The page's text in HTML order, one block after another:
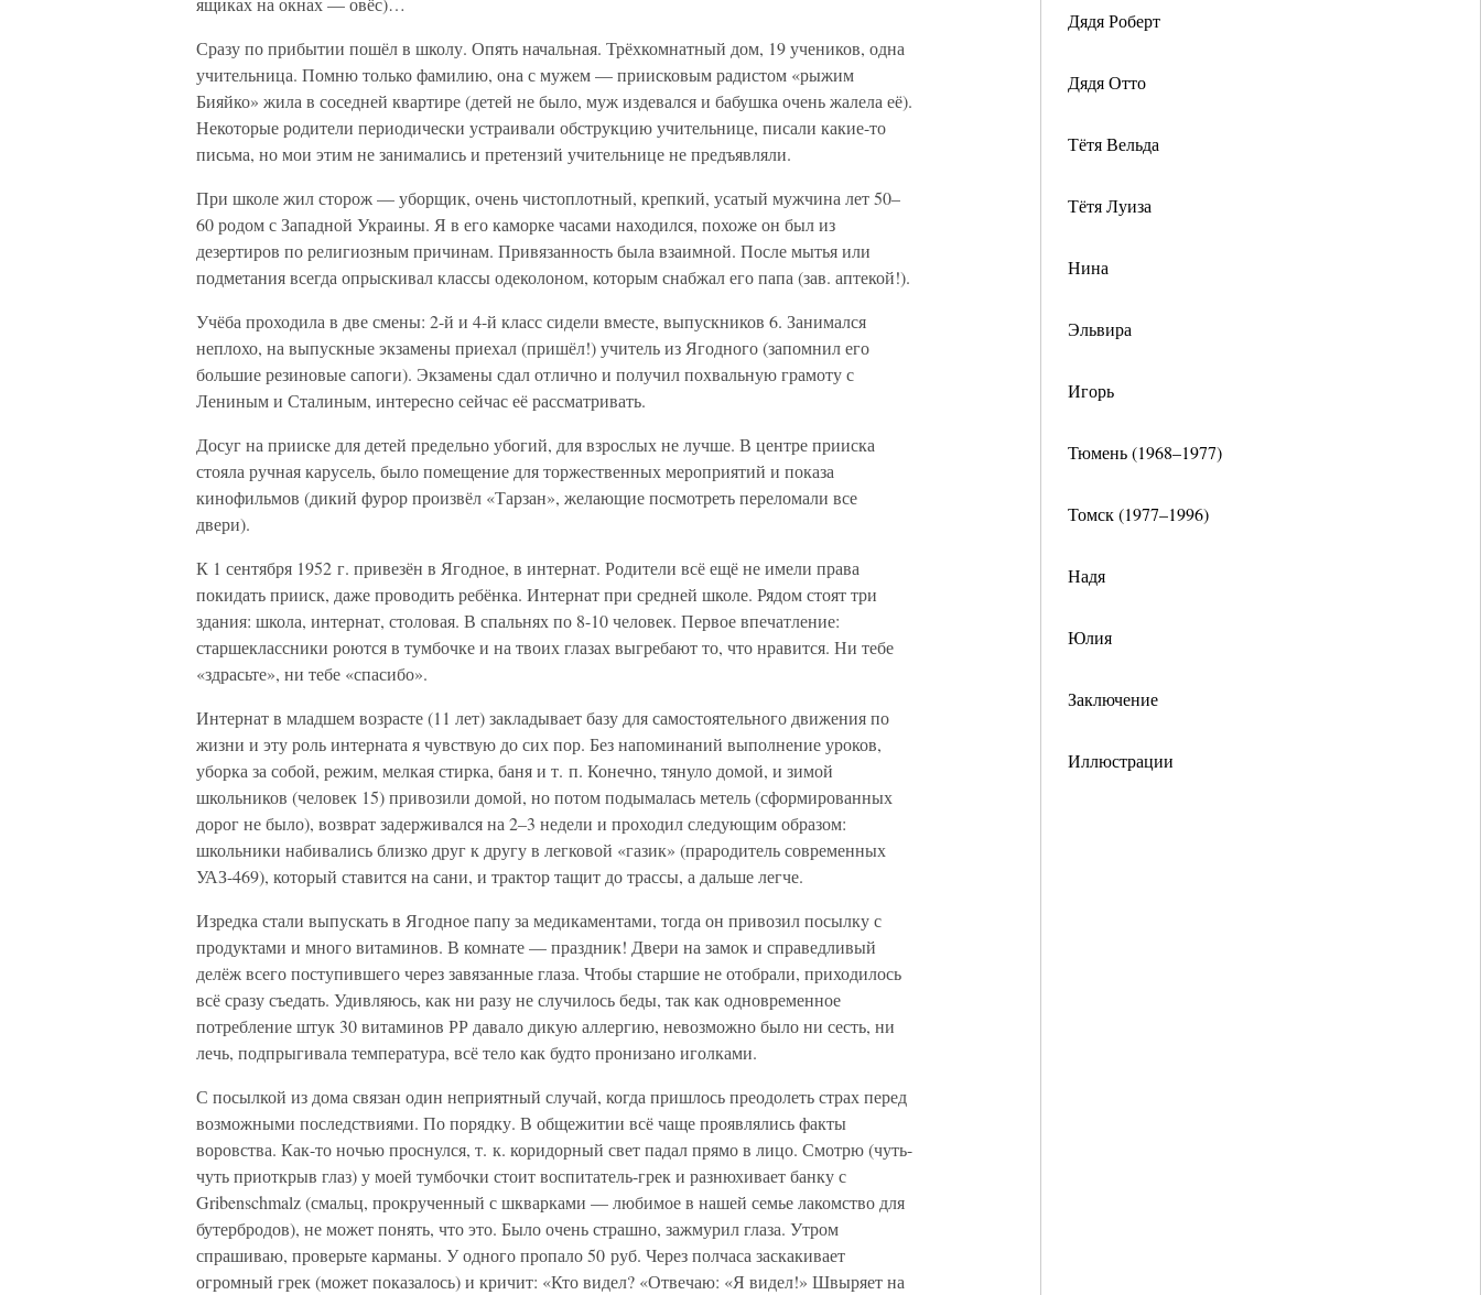
Дядя Роберт
Дядя Отто
Тётя Вельда
Тётя Луиза
Нина
Эльвира
Игорь
Тюмень (1968–1977)
Томск (1977–1996)
Надя
Юлия
Заключение
Иллюстрации
Сразу по прибытии пошёл в школу. Опять начальная. Трёхкомнатный дом, 19 учеников, одна
учительница. Помню только фамилию, она с мужем — приисковым радистом «рыжим
Бияйко» жила в соседней квартире (детей не было, муж издевался и бабушка очень жалела её).
Некоторые родители периодически устраивали обструкцию учительнице, писали какие-то
письма, но мои этим не занимались и претензий учительнице не предъявляли.
При школе жил сторож — уборщик, очень чистоплотный, крепкий, усатый мужчина лет 50–
60 родом с Западной Украины. Я в его каморке часами находился, похоже он был из
дезертиров по религиозным причинам. Привязанность была взаимной. После мытья или
подметания всегда опрыскивал классы одеколоном, которым снабжал его папа (зав. аптекой!).
Учёба проходила в две смены: 2-й и 4-й класс сидели вместе, выпускников 6. Занимался
неплохо, на выпускные экзамены приехал (пришёл!) учитель из Ягодного (запомнил его
большие резиновые сапоги). Экзамены сдал отлично и получил похвальную грамоту с
Лениным и Сталиным, интересно сейчас её рассматривать.
Досуг на прииске для детей предельно убогий, для взрослых не лучше. В центре прииска
стояла ручная карусель, было помещение для торжественных мероприятий и показа
кинофильмов (дикий фурор произвёл «Тарзан», желающие посмотреть переломали все
двери).
К 1 сентября 1952 г. привезён в Ягодное, в интернат. Родители всё ещё не имели права
покидать прииск, даже проводить ребёнка. Интернат при средней школе. Рядом стоят три
здания: школа, интернат, столовая. В спальнях по 8-10 человек. Первое впечатление:
старшеклассники роются в тумбочке и на твоих глазах выгребают то, что нравится. Ни тебе
«здрасьте», ни тебе «спасибо».
Интернат в младшем возрасте (11 лет) закладывает базу для самостоятельного движения по
жизни и эту роль интерната я чувствую до сих пор. Без напоминаний выполнение уроков,
уборка за собой, режим, мелкая стирка, баня и т. п. Конечно, тянуло домой, и зимой
школьников (человек 15) привозили домой, но потом подымалась метель (сформированных
дорог не было), возврат задерживался на 2–3 недели и проходил следующим образом:
школьники набивались близко друг к другу в легковой «газик» (прародитель современных
УАЗ-469), который ставится на сани, и трактор тащит до трассы, а дальше легче.
Изредка стали выпускать в Ягодное папу за медикаментами, тогда он привозил посылку с
продуктами и много витаминов. В комнате — праздник! Двери на замок и справедливый
делёж всего поступившего через завязанные глаза. Чтобы старшие не отобрали, приходилось
всё сразу съедать. Удивляюсь, как ни разу не случилось беды, так как одновременное
потребление штук 30 витаминов РР давало дикую аллергию, невозможно было ни сесть, ни
лечь, подпрыгивала температура, всё тело как будто пронизано иголками.
С посылкой из дома связан один неприятный случай, когда пришлось преодолеть страх перед
возможными последствиями. По порядку. В общежитии всё чаще проявлялись факты
воровства. Как-то ночью проснулся, т. к. коридорный свет падал прямо в лицо. Смотрю (чуть-
чуть приоткрыв глаз) у моей тумбочки стоит воспитатель-грек и разнюхивает банку с
Gribenschmalz (смальц, прокрученный с шкварками — любимое в нашей семье лакомство для
бутербродов), не может понять, что это. Было очень страшно, зажмурил глаза. Утром
спрашиваю, проверьте карманы. У одного пропало 50 руб. Через полчаса заскакивает
огромный грек (может показалось) и кричит: «Кто видел? «Отвечаю: «Я видел!» Швыряет на